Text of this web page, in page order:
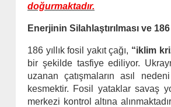
doğurmaktadır.
Enerjinin Silahlaştırılması ve
186 yıllık fosil yakıt çağı, “iklim
bir şekilde tasfiye ediliyor.
uzanan çatışmaların asıl
kesmektir. Fosil yataklar savaş
merkezi kontrol altına